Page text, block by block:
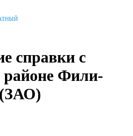
справки с
районе Фили-